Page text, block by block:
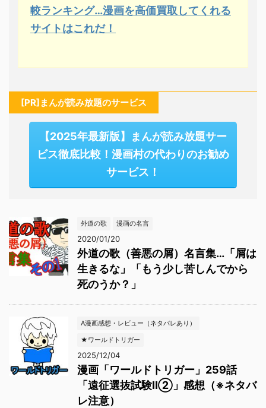
較ランキング…漫画を高価買取してくれる
サイトはこれだ！
[PR]まんが読み放題のサービス
【2025年最新版】まんが読み放題サー
ビス徹底比較！漫画村の代わりのお勧め
サービス！
外道の歌 漫画の名言
2020/01/20
外道の歌（善悪の屑）名言集…「屑は
生きるな」「もう少し苦しんでから
死のうか？」
A漫画感想・レビュー（ネタバレあり）
★ワールドトリガー
2025/12/04
漫画「ワールドトリガー」259話
「遠征選抜試験Ⅱ②」感想（※ネタバ
レ注意）